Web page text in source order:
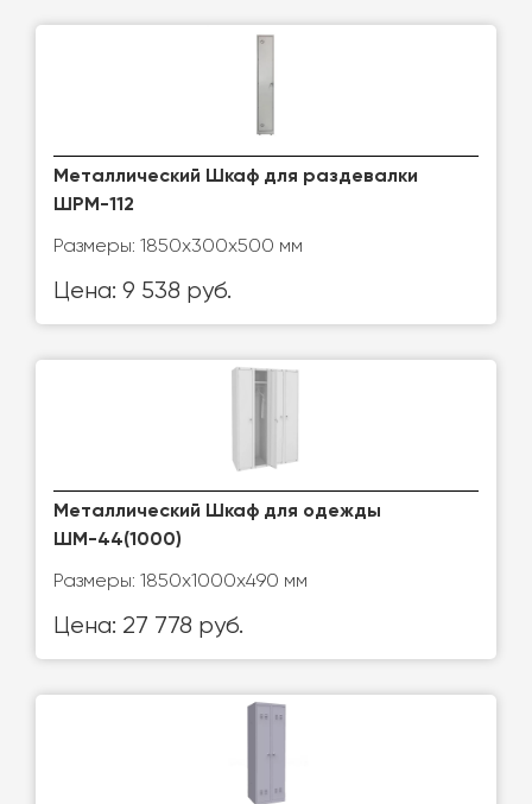
Металлический Шкаф для раздевалки
ШРМ-112
Размеры: 1850х300х500 мм
Цена: 9 538 руб.
Металлический Шкаф для одежды
ШМ-44(1000)
Размеры: 1850х1000х490 мм
Цена: 27 778 руб.